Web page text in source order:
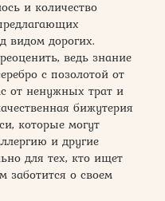
и количество
видом дорогих.
ведь знание
с позолотой от
от ненужных трат и
бижутерия
которые могут
и другие
для тех, кто ищет
заботится о своем